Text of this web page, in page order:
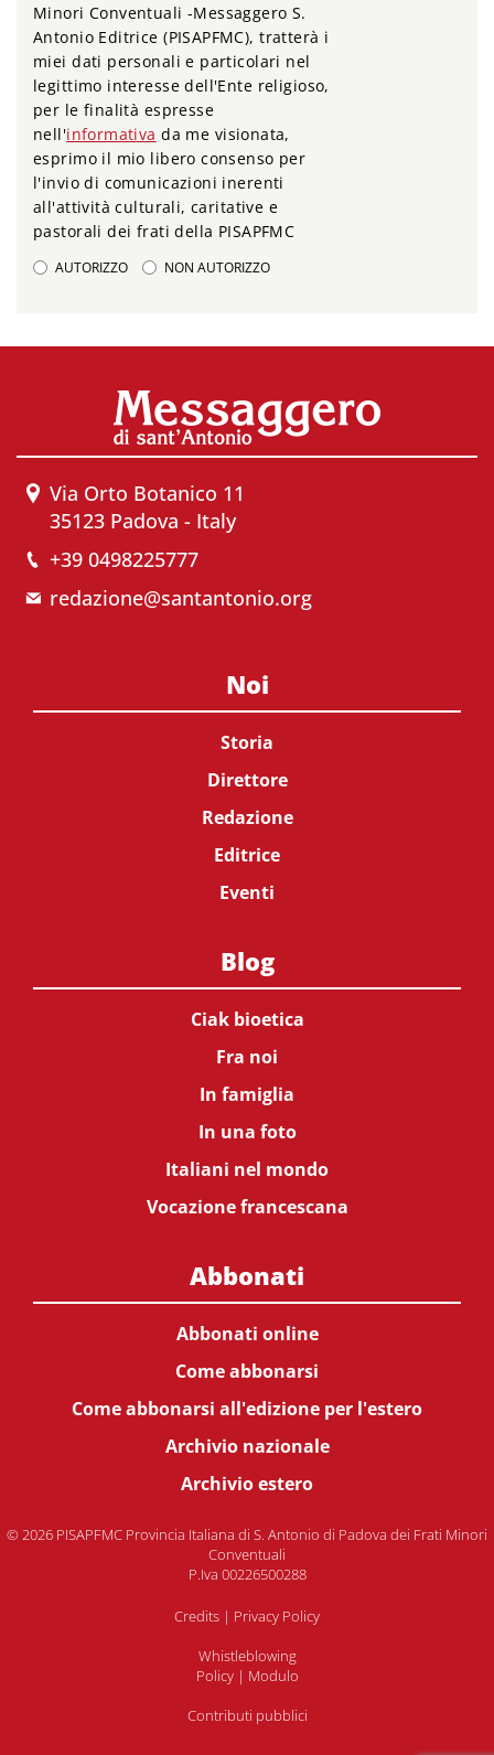
Minori Conventuali -Messaggero S.
Antonio Editrice (PISAPFMC), tratterà i
miei dati personali e particolari nel
legittimo interesse dell'Ente religioso,
per le finalità espresse
nell'informativa da me visionata,
esprimo il mio libero consenso per
l'invio di comunicazioni inerenti
all'attività culturali, caritative e
pastorali dei frati della PISAPFMC
AUTORIZZO NON AUTORIZZO
Via Orto Botanico 11
35123 Padova - Italy
+39 0498225777
redazione@santantonio.org
Noi
Storia
Direttore
Redazione
Editrice
Eventi
Blog
Ciak bioetica
Fra noi
In famiglia
In una foto
Italiani nel mondo
Vocazione francescana
Abbonati
Abbonati online
Come abbonarsi
Come abbonarsi all'edizione per l'estero
Archivio nazionale
Archivio estero
© 2026 PISAPFMC Provincia Italiana di S. Antonio di Padova dei Frati Minori
Conventuali
P.Iva 00226500288
Credits | Privacy Policy
Whistleblowing
Policy| Modulo
Contributi pubblici